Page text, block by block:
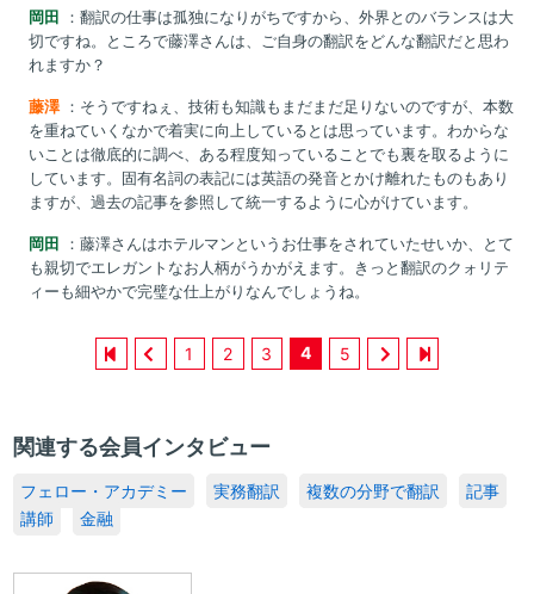
岡田
：翻訳の仕事は孤独になりがちですから、外界とのバランスは大
切ですね。ところで藤澤さんは、ご自身の翻訳をどんな翻訳だと思わ
れますか？
藤澤：そうですねぇ、技術も知識もまだまだ足りないのですが、本数
を重ねていくなかで着実に向上しているとは思っています。わからな
いことは徹底的に調べ、ある程度知っていることでも裏を取るように
しています。固有名詞の表記には英語の発音とかけ離れたものもあり
ますが、過去の記事を参照して統一するように心がけています。
岡田
：藤澤さんはホテルマンというお仕事をされていたせいか、とて
も親切でエレガントなお人柄がうかがえます。きっと翻訳のクォリテ
ィーも細やかで完璧な仕上がりなんでしょうね。
1 2 3 4 5
関連する会員インタビュー
フェロー・アカデミー 実務翻訳 複数の分野で翻訳
記事
講師
金融